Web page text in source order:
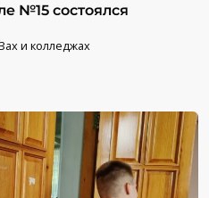
№15 состоялся
и колледжах